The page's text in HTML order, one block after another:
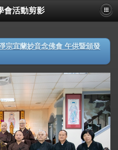
會活動剪影
宗宜蘭妙音念佛會 午供暨頒發